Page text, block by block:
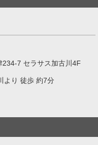
7 セラサス加古川4F
より 徒歩 約7分